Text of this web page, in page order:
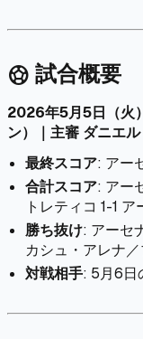
sports_soccer 試合概要
2026年5月5日（火
ン）｜主審 ダニエ
最終スコア: アー
合計スコア: アー
トレティコ 1-1 ア
勝ち抜け: アーセ
カシュ・アレナ／
対戦相手: 5月6日